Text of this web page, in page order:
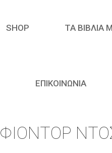
SHOP ΤΑ ΒΙΒΛΙΑ
ΕΠΙΚΟΙΝΩΝΙΑ
ΦΙΟΝΤΌΡ